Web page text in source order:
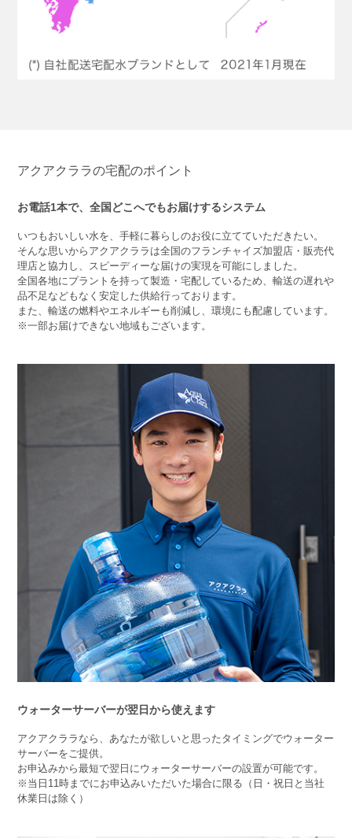
アクアクララの宅配のポイント
お電話1本で、全国どこへでもお届けするシステム
いつもおいしい水を、手軽に暮らしのお役に立てていただきたい。
そんな思いからアクアクララは全国のフランチャイズ加盟店・販売代
理店と協力し、スピーディーな届けの実現を可能にしました。
全国各地にプラントを持って製造・宅配しているため、輸送の遅れや
品不足などもなく安定した供給行っております。
また、輸送の燃料やエネルギーも削減し、環境にも配慮しています。
※一部お届けできない地域もございます。
ウォーターサーバーが翌日から使えます
アクアクララなら、あなたが欲しいと思ったタイミングでウォーター
サーバーをご提供。
お申込みから最短で翌日にウォーターサーバーの設置が可能です。
※当日11時までにお申込みいただいた場合に限る（日・祝日と当社
休業日は除く）